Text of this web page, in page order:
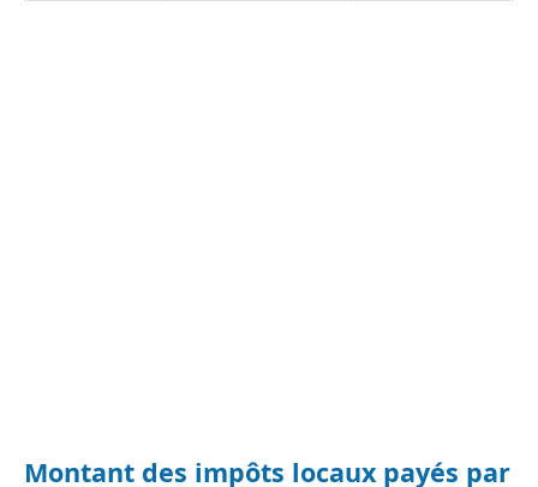
Montant des impôts locaux payés par